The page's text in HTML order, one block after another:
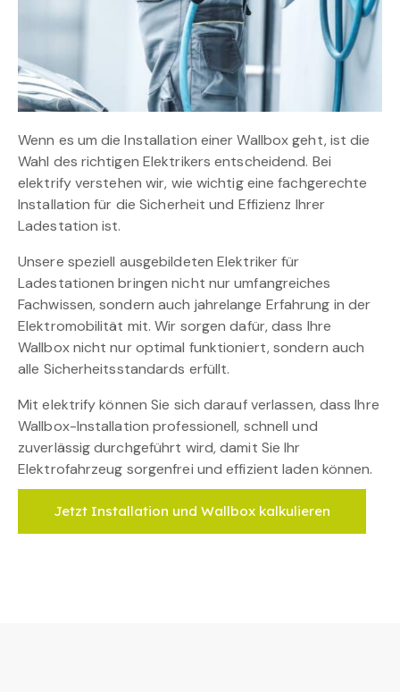
Wenn es um die Installation einer Wallbox geht, ist die
Wahl des richtigen Elektrikers entscheidend. Bei
elektrify verstehen wir, wie wichtig eine fachgerechte
Installation für die Sicherheit und Effizienz Ihrer
Ladestation ist.
Unsere speziell ausgebildeten Elektriker für
Ladestationen bringen nicht nur umfangreiches
Fachwissen, sondern auch jahrelange Erfahrung in der
Elektromobilität mit. Wir sorgen dafür, dass Ihre
Wallbox nicht nur optimal funktioniert, sondern auch
alle Sicherheitsstandards erfüllt.
Mit elektrify können Sie sich darauf verlassen, dass Ihre
Wallbox-Installation professionell, schnell und
zuverlässig durchgeführt wird, damit Sie Ihr
Elektrofahrzeug sorgenfrei und effizient laden können.
Jetzt Installation und Wallbox kalkulieren